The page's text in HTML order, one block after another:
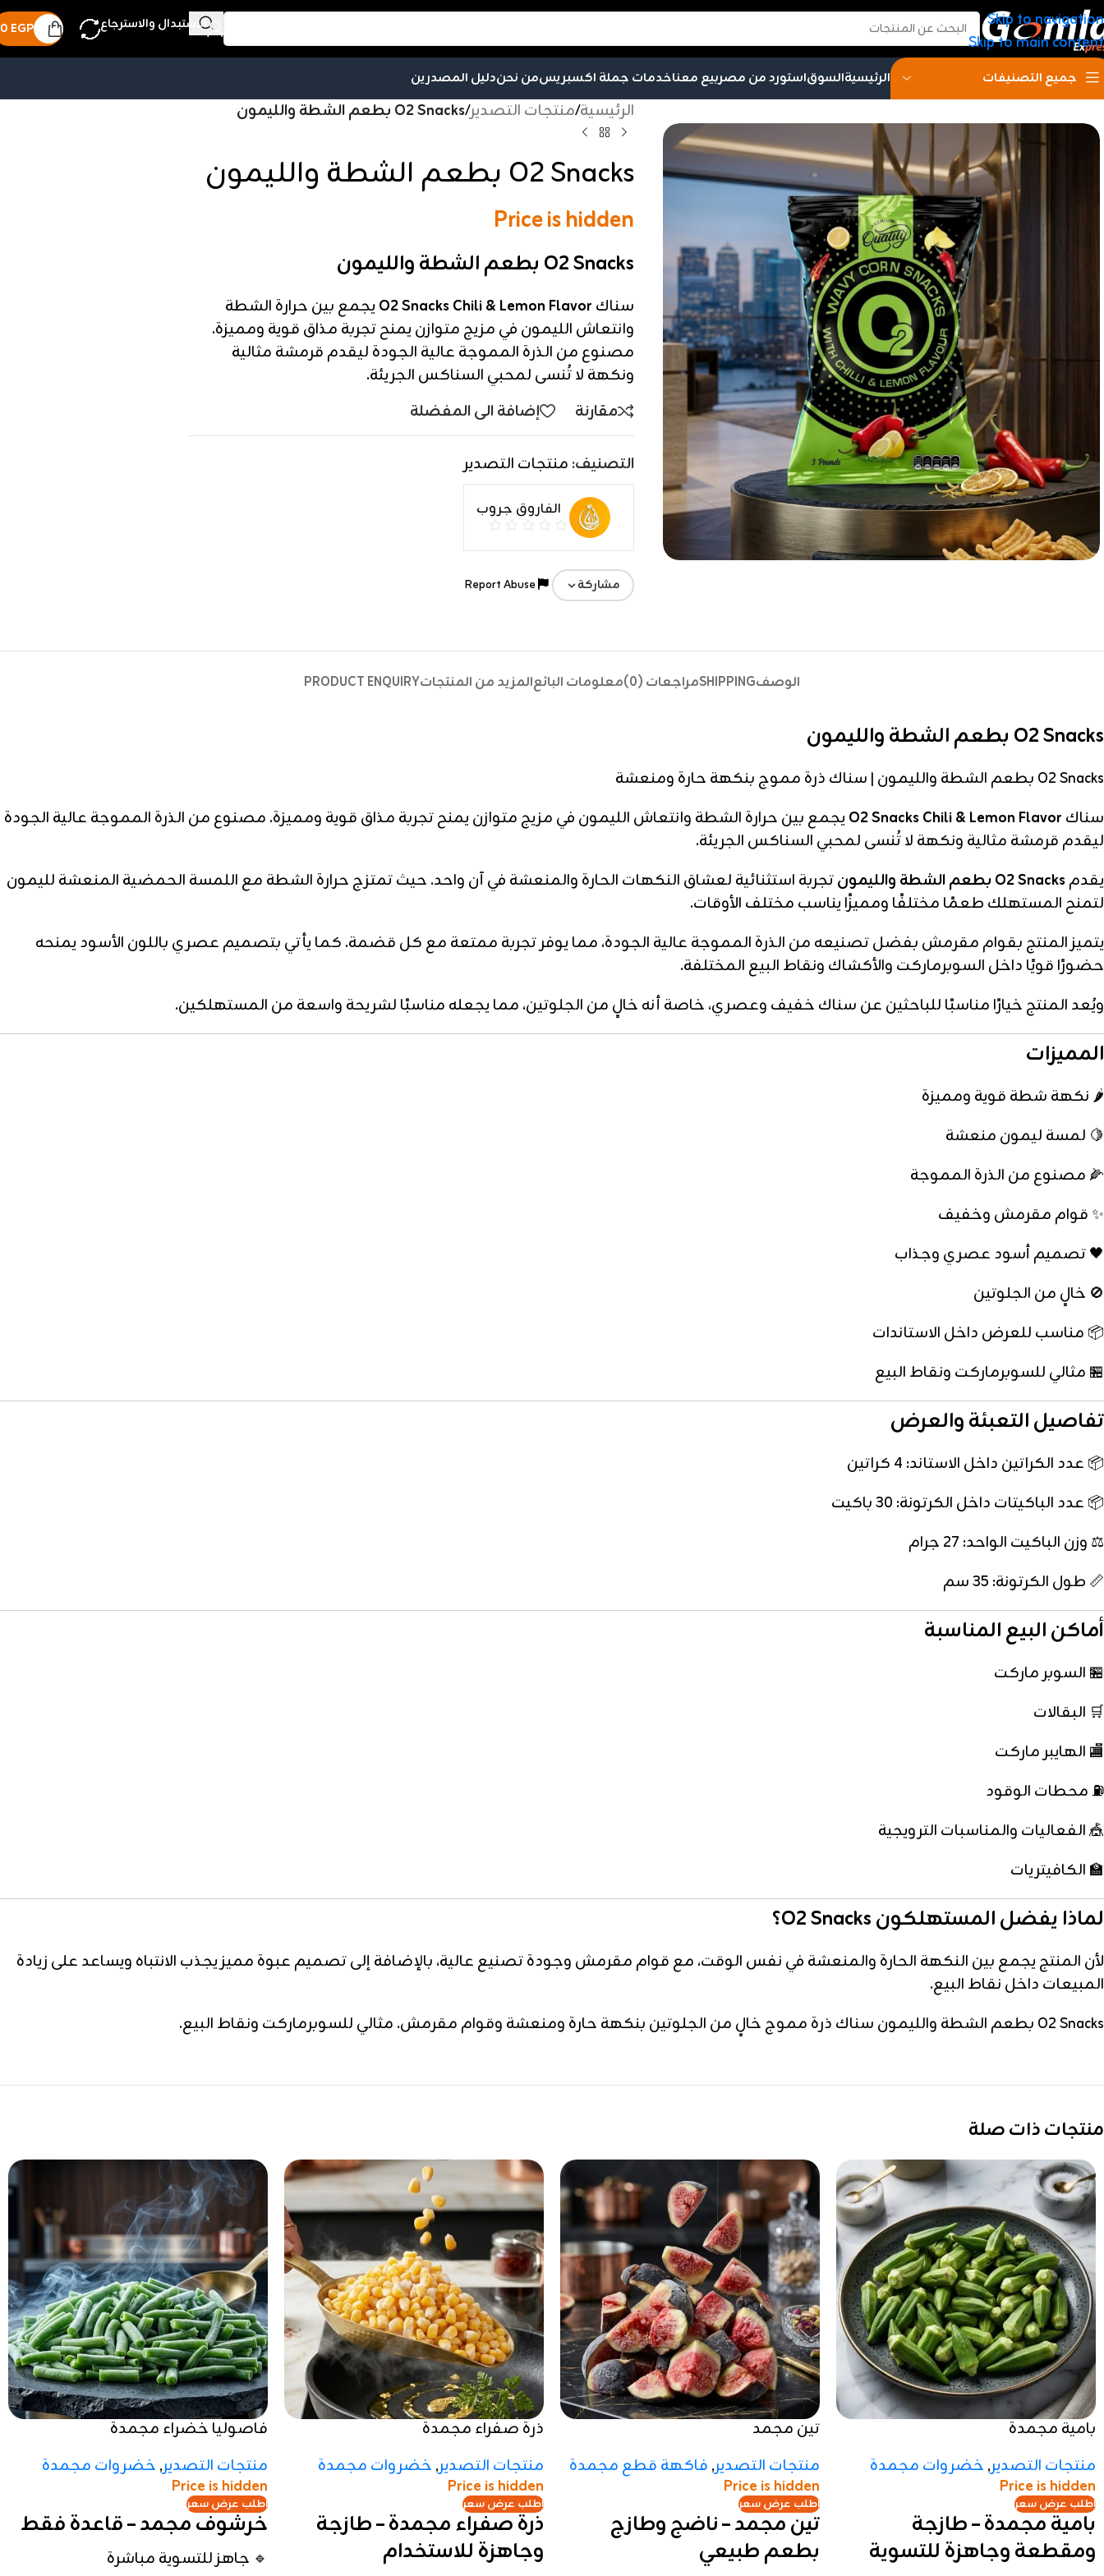
Skip to navigation
Skip to main content
الاستبدال والاسترجاع 0 EGP
جميع التصنيفات الرئيسيةالسوقاستورد من مصربيع معناخدمات جملة اكسبريسمن نحندليل المصدرين
الرئيسية/منتجات التصدير/O2 Snacks بطعم الشطة والليمون
O2 Snacks بطعم الشطة والليمون
Price is hidden
O2 Snacks بطعم الشطة والليمون
سناك O2 Snacks Chili & Lemon Flavor يجمع بين حرارة الشطة
وانتعاش الليمون في مزيج متوازن يمنح تجربة مذاق قوية ومميزة.
مصنوع من الذرة المموجة عالية الجودة ليقدم قرمشة مثالية
ونكهة لا تُنسى لمحبي السناكس الجريئة.
مقارنة
إضافة الى المفضلة
التصنيف: منتجات التصدير
الفاروق جروب
مشاركة
الوصفSHIPPINGمراجعات (0) معلومات البائعالمزيد من المنتجاتPRODUCT ENQUIRY
O2 Snacks بطعم الشطة والليمون
O2 Snacks بطعم الشطة والليمون | سناك ذرة مموج بنكهة حارة ومنعشة
سناك O2 Snacks Chili & Lemon Flavor يجمع بين حرارة الشطة وانتعاش الليمون في مزيج متوازن يمنح تجربة مذاق قوية ومميزة. مصنوع من الذرة المموجة عالية الجودة
ليقدم قرمشة مثالية ونكهة لا تُنسى لمحبي السناكس الجريئة.
يقدمO2 Snacks بطعم الشطة والليمون
تجربة استثنائية لعشاق النكهات الحارة والمنعشة في آن واحد. حيث تمتزج حرارة الشطة مع اللمسة الحمضية المنعشة لليمون
لتمنح المستهلك طعمًا مختلفًا ومميزًا يناسب مختلف الأوقات.
يتميز المنتج بقوام مقرمش بفضل تصنيعه من الذرة المموجة عالية الجودة، مما يوفر تجربة ممتعة مع كل قضمة. كما يأتي بتصميم عصري باللون الأسود يمنحه
حضورًا قويًا داخل السوبرماركت والأكشاك ونقاط البيع المختلفة.
ويُعد المنتج خيارًا مناسبًا للباحثين عن سناك خفيف وعصري، خاصة أنه خالٍ من الجلوتين، مما يجعله مناسبًا لشريحة واسعة من المستهلكين.
المميزات
🌶️ نكهة شطة قوية ومميزة
🍋 لمسة ليمون منعشة
🌽 مصنوع من الذرة المموجة
✨ قوام مقرمش وخفيف
🖤 تصميم أسود عصري وجذاب
🚫 خالٍ من الجلوتين
📦 مناسب للعرض داخل الاستاندات
🏪 مثالي للسوبرماركت ونقاط البيع
تفاصيل التعبئة والعرض
📦 عدد الكراتين داخل الاستاند: 4 كراتين
📦 عدد الباكيتات داخل الكرتونة: 30 باكيت
⚖️ وزن الباكيت الواحد: 27 جرام
📏 طول الكرتونة: 35 سم
أماكن البيع المناسبة
🏪 السوبر ماركت
🛒 البقالات
🏬 الهايبر ماركت
⛽ محطات الوقود
🎪 الفعاليات والمناسبات الترويجية
🏫 الكافيتريات
لماذا يفضل المستهلكون O2 Snacks؟
لأن المنتج يجمع بين النكهة الحارة والمنعشة في نفس الوقت، مع قوام مقرمش وجودة تصنيع عالية، بالإضافة إلى تصميم عبوة مميز يجذب الانتباه ويساعد على زيادة
المبيعات داخل نقاط البيع.
O2 Snacks بطعم الشطة والليمون سناك ذرة مموج خالٍ من الجلوتين بنكهة حارة ومنعشة وقوام مقرمش. مثالي للسوبرماركت ونقاط البيع.
منتجات ذات صلة
بامية مجمدة
منتجات التصدير, خضروات مجمدة
Price is hidden
اطلب عرض سعر
بامية مجمدة – طازجة
ومقطعة وجاهزة للتسوية
تين مجمد
منتجات التصدير, فاكهة قطع مجمدة
Price is hidden
اطلب عرض سعر
تين مجمد – ناضج وطازج
بطعم طبيعي
ذرة صفراء مجمدة
منتجات التصدير, خضروات مجمدة
Price is hidden
اطلب عرض سعر
ذرة صفراء مجمدة – طازجة
وجاهزة للاستخدام
فاصوليا خضراء مجمدة
منتجات التصدير, خضروات مجمدة
Price is hidden
اطلب عرض سعر
خرشوف مجمد – قاعدة فقط
🔹 جاهز للتسوية مباشرة